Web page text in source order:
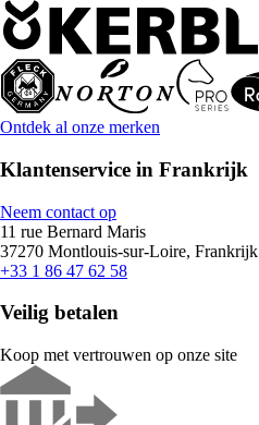
Ontdek al onze merken
Klantenservice in Frankrijk
Neem contact op
11 rue Bernard Maris
37270 Montlouis-sur-Loire, Frankrijk
+33 1 86 47 62 58
Veilig betalen
Koop met vertrouwen op onze site